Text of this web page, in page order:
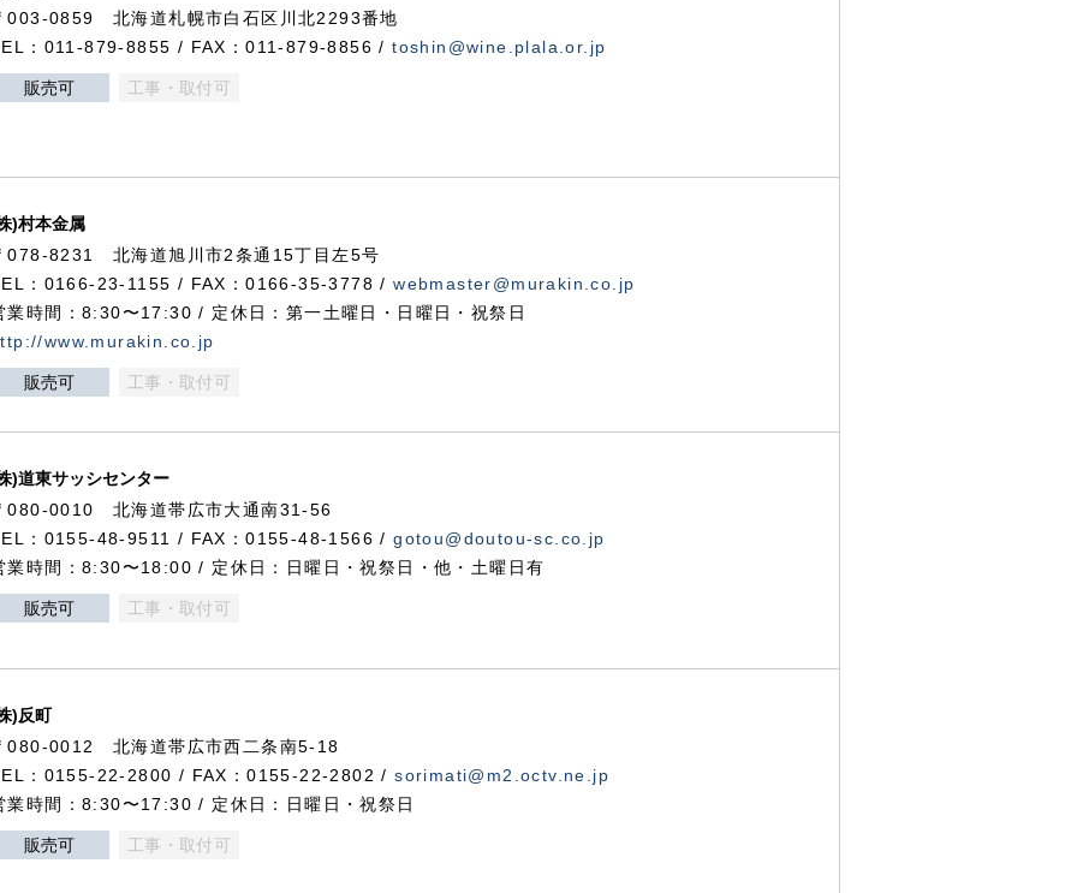
003-0859 北海道札幌市白石区川北2293番地
：011-879-8855 / FAX：011-879-8856 /toshin@wine.plala.or.jp
販売可 工事・取付可
)村本金属
078-8231 北海道旭川市2条通15丁目左5号
：0166-23-1155 / FAX：0166-35-3778 /webmaster@murakin.co.jp
業時間：8:30〜17:30 / 定休日：第一土曜日・日曜日・祝祭日
www.murakin.co.jp
販売可 工事・取付可
)道東サッシセンター
080-0010 北海道帯広市大通南31-56
：0155-48-9511 / FAX：0155-48-1566 /gotou@doutou-sc.co.jp
業時間：8:30〜18:00 / 定休日：日曜日・祝祭日・他・土曜日有
販売可 工事・取付可
)反町
080-0012 北海道帯広市西二条南5-18
：0155-22-2800 / FAX：0155-22-2802 /sorimati@m2.octv.ne.jp
業時間：8:30〜17:30 / 定休日：日曜日・祝祭日
販売可 工事・取付可